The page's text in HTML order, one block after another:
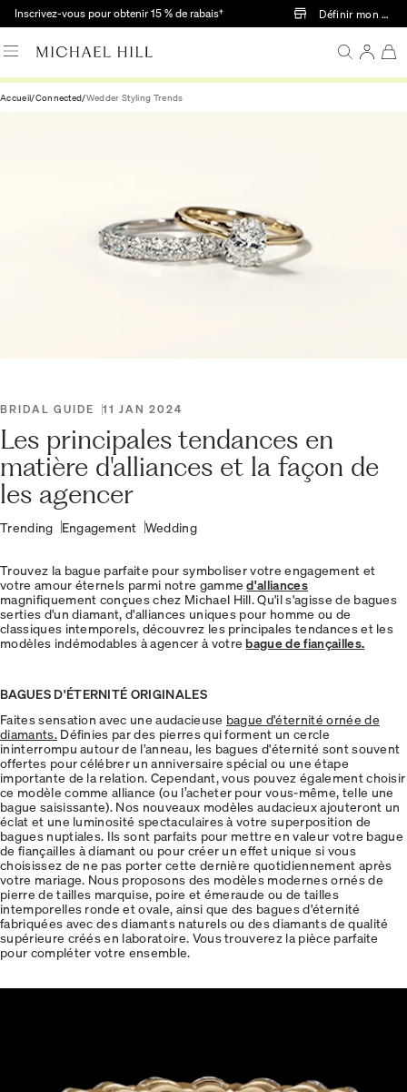
Passer au contenu principal
Inscrivez-vous pour obtenir 15 % de rabais† Définir mon
Accueil/Connected/Wedder Styling Trends
BRIDAL GUIDE 11 JAN 2024
Les principales tendances en
matière d'alliances et la façon de
les agencer
Trending Engagement Wedding
Trouvez la bague parfaite pour symboliser votre engagement et
votre amour éternels parmi notre gammed'alliances
magnifiquement conçues chez Michael Hill. Qu'il s'agisse de bagues
serties d'un diamant, d'alliances uniques pour homme ou de
classiques intemporels, découvrez les principales tendances et les
modèles indémodables à agencer à votrebague de fiançailles.
BAGUES D'ÉTERNITÉ ORIGINALES
Faites sensation avec une audacieuse bague d'éternité ornée de
diamants.Définies par des pierres qui forment un cercle
ininterrompu autour de l'anneau, les bagues d'éternité sont souvent
offertes pour célébrer un anniversaire spécial ou une étape
importante de la relation. Cependant, vous pouvez également choisir
ce modèle comme alliance (ou l’acheter pour vous-même, telle une
bague saisissante). Nos nouveaux modèles audacieux ajouteront un
éclat et une luminosité spectaculaires à votre superposition de
bagues nuptiales. Ils sont parfaits pour mettre en valeur votre bague
de fiançailles à diamant ou pour créer un effet unique si vous
choisissez de ne pas porter cette dernière quotidiennement après
votre mariage. Nous proposons des modèles modernes ornés de
pierre de tailles marquise, poire et émeraude ou de tailles
intemporelles ronde et ovale, ainsi que des bagues d'éternité
fabriquées avec des diamants naturels ou des diamants de qualité
supérieure créés en laboratoire. Vous trouverez la pièce parfaite
pour compléter votre ensemble.